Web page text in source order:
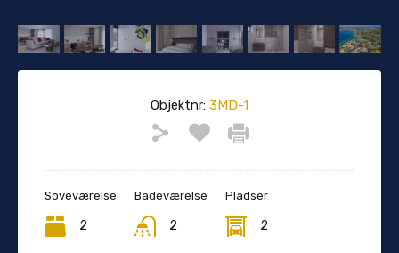
Objektnr: 3MD-1
Soveværelse
2
Badeværelse
2
Pladser
2